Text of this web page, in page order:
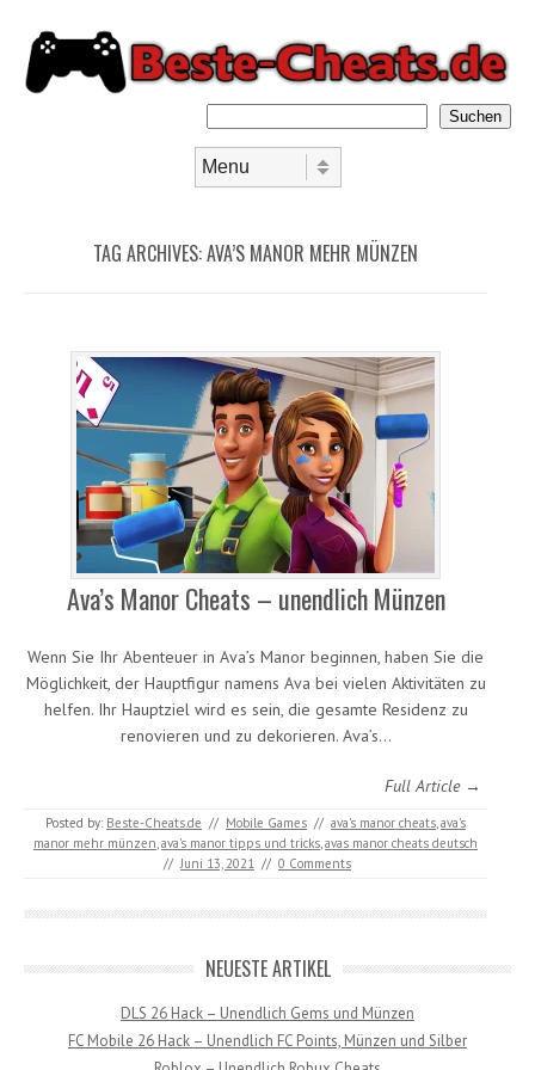
Suchen
TAG ARCHIVES:AVA’S MANOR MEHR MÜNZEN
Ava’s Manor Cheats – unendlich Münzen
Wenn Sie Ihr Abenteuer in Ava’s Manor beginnen, haben Sie die
Möglichkeit, der Hauptfigur namens Ava bei vielen Aktivitäten zu
helfen. Ihr Hauptziel wird es sein, die gesamte Residenz zu
renovieren und zu dekorieren. Ava’s…
Full Article →
Posted by: Beste-Cheats.de // Mobile Games // ava's manor cheats ava's
manor mehr münzen ava's manor tipps und tricks avas manor cheats deutsch
// Juni 13, 2021 // 0 Comments
NEUESTE ARTIKEL
DLS 26 Hack – Unendlich Gems und Münzen
FC Mobile 26 Hack – Unendlich FC Points, Münzen und Silber